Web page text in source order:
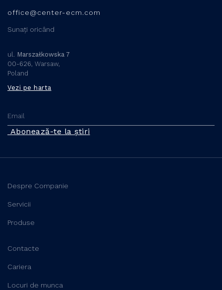
office@center-ecm.com
Sunați oricând
ul. Marszałkowska 7
00-626, Warsaw,
Poland
Vezi pe harta
Abonează-te la știri
Despre Companie
Servicii
Produse
Contacte
Cariera
Locuri de munca